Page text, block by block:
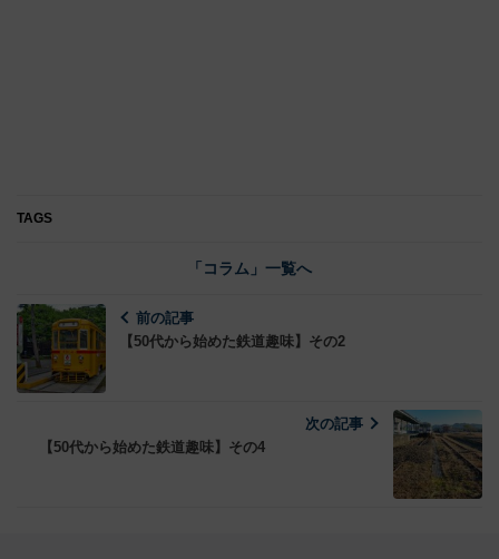
TAGS
「コラム」一覧へ
前の記事
【50代から始めた鉄道趣味】その2
次の記事
【50代から始めた鉄道趣味】その4